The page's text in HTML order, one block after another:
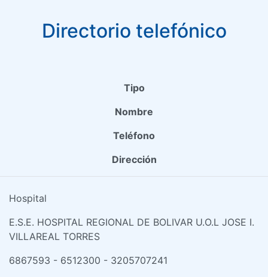
Directorio telefónico
Tipo
Nombre
Teléfono
Dirección
Hospital
E.S.E. HOSPITAL REGIONAL DE BOLIVAR U.O.L JOSE I.
VILLAREAL TORRES
6867593 - 6512300 - 3205707241